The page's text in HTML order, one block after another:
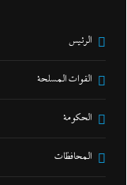
الرئيس
القوات المسلحة
الحكومة
المحافظات